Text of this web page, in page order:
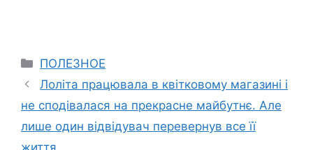
Categories
ПОЛЕЗНОЕ
Лоліта працювала в квітковому магазині і
не сподівалася на прекрасне майбутнє. Але
лише один відвідувач перевернув все її